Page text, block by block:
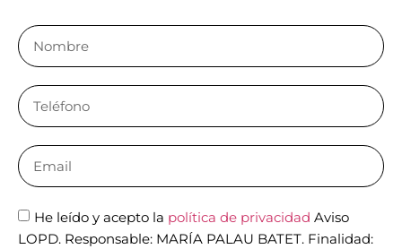
He leído y acepto la política de privacidad Aviso
LOPD. Responsable: MARÍA PALAU BATET. Finalidad: